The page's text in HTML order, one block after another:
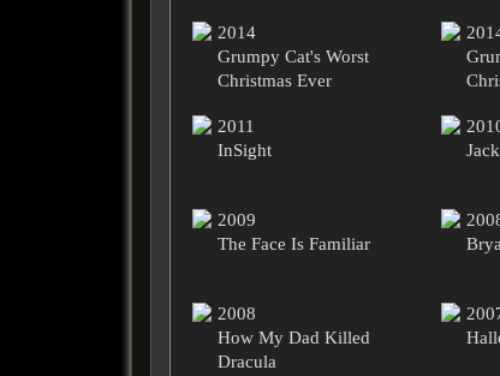
2014
Grumpy Cat's Worst
Christmas Ever
2011
InSight
2009
The Face Is Familiar
2008
How My Dad Killed
Dracula